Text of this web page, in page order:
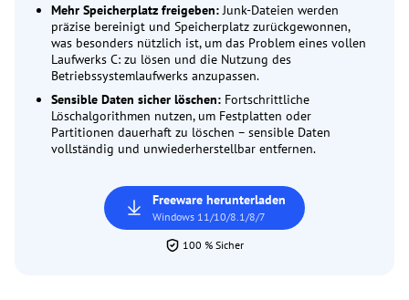
Mehr Speicherplatz freigeben:Junk-Dateien werden
präzise bereinigt und Speicherplatz zurückgewonnen,
was besonders nützlich ist, um das Problem eines vollen
Laufwerks C: zu lösen und die Nutzung des
Betriebssystemlaufwerks anzupassen.
Sensible Daten sicher löschen: Fortschrittliche
Löschalgorithmen nutzen, um Festplatten oder
Partitionen dauerhaft zu löschen – sensible Daten
vollständig und unwiederherstellbar entfernen.
Freeware herunterladen
Windows 11/10/8.1/8/7
100 % Sicher